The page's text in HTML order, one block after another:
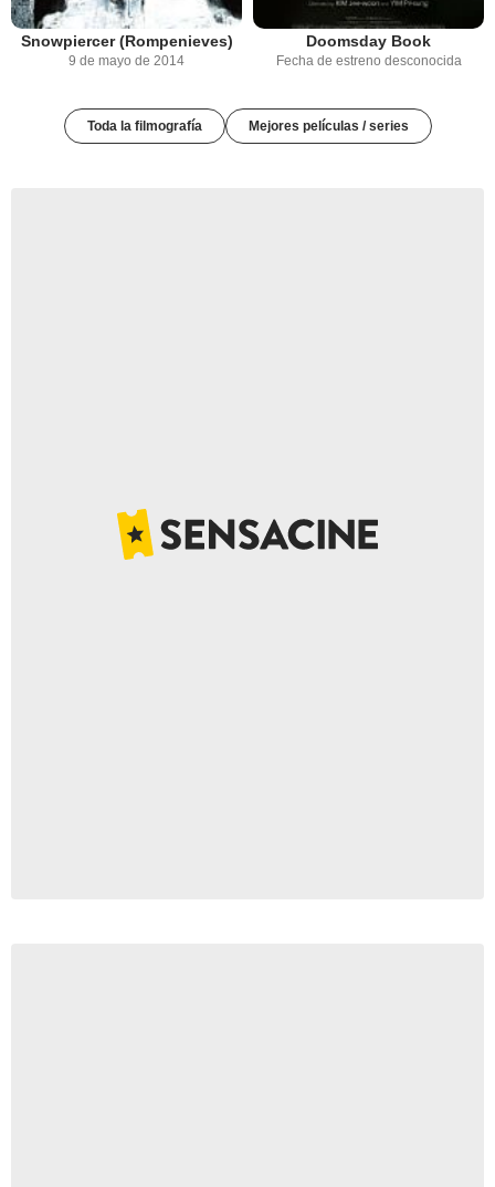
Snowpiercer (Rompenieves)
9 de mayo de 2014
Doomsday Book
Fecha de estreno desconocida
Toda la filmografía Mejores películas / series